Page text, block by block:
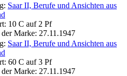
Saar II, Berufe und Ansichten aus
10 C auf 2 Pf
der Marke: 27.11.1947
Saar II, Berufe und Ansichten aus
60 C auf 3 Pf
der Marke: 27.11.1947